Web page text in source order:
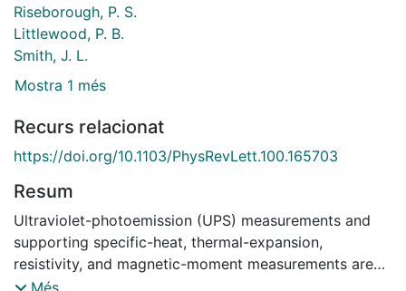
Riseborough, P. S.
Littlewood, P. B.
Smith, J. L.
Mostra 1 més
Recurs relacionat
https://doi.org/10.1103/PhysRevLett.100.165703
Resum
Ultraviolet-photoemission (UPS) measurements and
supporting specific-heat, thermal-expansion,
resistivity, and magnetic-moment measurements are
reported for the magnetic shape-memory alloy Ni 2